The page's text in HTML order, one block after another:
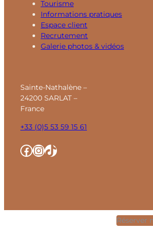
Tourisme
Informations pratiques
Espace client
Recrutement
Galerie photos & vidéos
Sainte-Nathalène –
24200 SARLAT –
France
+33 (0)5 53 59 15 61
Facebook
Instagram
TikTok
Réserver